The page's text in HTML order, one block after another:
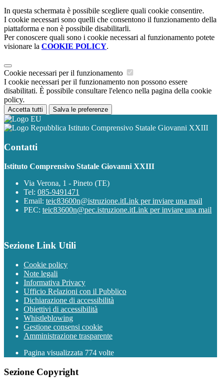
In questa schermata è possibile scegliere quali cookie consentire.
I cookie necessari sono quelli che consentono il funzionamento della
piattaforma e non è possibile disabilitarli.
Per conoscere quali sono i cookie necessari al funzionamento potete
visionare la COOKIE POLICY.
Cookie necessari per il funzionamento
I cookie necessari per il funzionamento non possono essere
disabilitati. È possibile consultare l'elenco nella pagina della cookie
policy.
Accetta tutti Salva le preferenze
Istituto Comprensivo Statale Giovanni XXIII
Contatti
Istituto Comprensivo Statale Giovanni XXIII
Via Verona, 1 - Pineto (TE)
Tel: 085-9491471
Email: teic83600n@istruzione.itLink per inviare una mail
PEC: teic83600n@pec.istruzione.itLink per inviare una mail
Sezione Link Utili
Cookie policy
Note legali
Informativa Privacy
Ufficio Relazioni con il Pubblico
Dichiarazione di accessibilità
Obiettivi di accessibilità
Whistleblowing
Gestione consensi cookie
Amministrazione trasparente
Pagina visualizzata 774 volte
Sezione Copyright